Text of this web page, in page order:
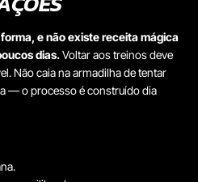
e não existe receita mágica
dias.Voltar aos treinos deve
Não caia na armadilha de tentar
— o processo é construído dia